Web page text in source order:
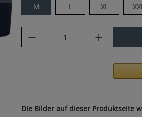
M
L XL
Produkt Anzahl:
Die Bilder auf dieser Produktseite